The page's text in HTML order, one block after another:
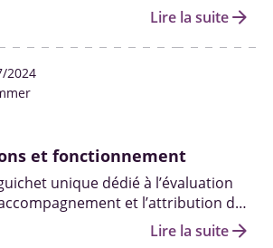
Lire la suitearrow_forward
2024
et fonctionnement
unique dédié à l’évaluation
et l’attribution des
personnes handicapées.Lire la suitearrow_forward